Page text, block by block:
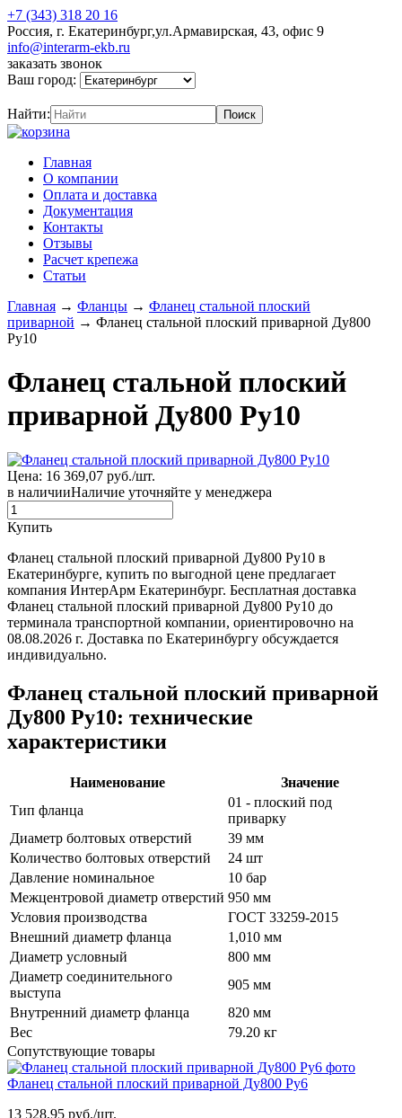
+7 (343) 318 20 16
Россия, г. Екатеринбург,ул.Армавирская, 43, офис 9
info@interarm-ekb.ru
заказать звонок
Ваш город:
Найти:
Главная
О компании
Оплата и доставка
Документация
Контакты
Отзывы
Расчет крепежа
Статьи
Главная → Фланцы → Фланец стальной плоский
приварной → Фланец стальной плоский приварной Ду800
Ру10
Фланец стальной плоский
приварной Ду800 Ру10
Цена: 16 369,07 руб./шт.
в наличииНаличие уточняйте у менеджера
Купить
Фланец стальной плоский приварной Ду800 Ру10 в
Екатеринбурге, купить по выгодной цене предлагает
компания ИнтерАрм Екатеринбург. Бесплатная доставка
Фланец стальной плоский приварной Ду800 Ру10 до
терминала транспортной компании, ориентировочно на
08.08.2026 г. Доставка по Екатеринбургу обсуждается
индивидуально.
Фланец стальной плоский приварной
Ду800 Ру10: технические
характеристики
Наименование
Значение
Тип фланца
01 - плоский под
приварку
Диаметр болтовых отверстий
39 мм
Количество болтовых отверстий
24 шт
Давление номинальное
10 бар
Межцентровой диаметр отверстий 950 мм
Условия производства
ГОСТ 33259-2015
Внешний диаметр фланца
1,010 мм
Диаметр условный
800 мм
Диаметр соединительного
выступа
905 мм
Внутренний диаметр фланца
820 мм
Вес
79.20 кг
Сопутствующие товары
Фланец стальной плоский приварной Ду800 Ру6
13 528,95 руб./шт.